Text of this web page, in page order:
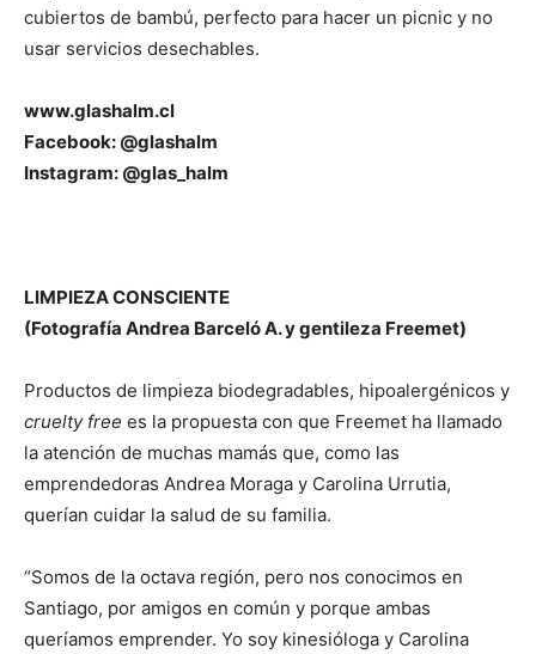
cubiertos de bambú, perfecto para hacer un picnic y no
usar servicios desechables.
www.glashalm.cl
Facebook: @glashalm
Instagram: @glas_halm
LIMPIEZA CONSCIENTE
(Fotografía Andrea Barceló A. y gentileza Freemet)
Productos de limpieza biodegradables, hipoalergénicos y
cruelty free es la propuesta con que Freemet ha llamado
la atención de muchas mamás que, como las
emprendedoras Andrea Moraga y Carolina Urrutia,
querían cuidar la salud de su familia.
“Somos de la octava región, pero nos conocimos en
Santiago, por amigos en común y porque ambas
queríamos emprender. Yo soy kinesióloga y Carolina